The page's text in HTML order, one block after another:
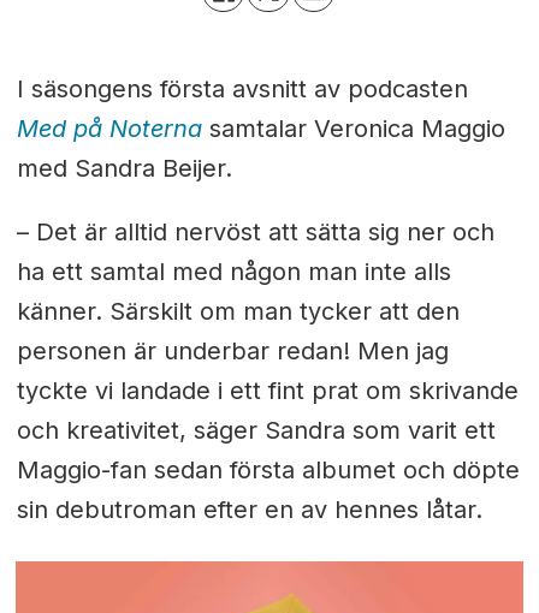
I säsongens första avsnitt av podcasten
Med på Noterna samtalar Veronica Maggio
med Sandra Beijer.
– Det är alltid nervöst att sätta sig ner och
ha ett samtal med någon man inte alls
känner. Särskilt om man tycker att den
personen är underbar redan! Men jag
tyckte vi landade i ett fint prat om skrivande
och kreativitet, säger Sandra som varit ett
Maggio-fan sedan första albumet och döpte
sin debutroman efter en av hennes låtar.